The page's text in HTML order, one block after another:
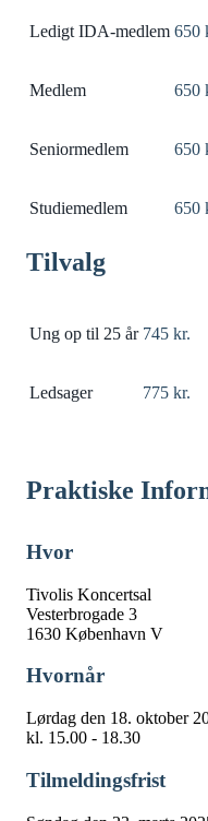
Ledigt IDA-medlem 650
Medlem 650
Seniormedlem 650
Studiemedlem 650
Tilvalg
Ung op til 25 år 745 kr.
Ledsager 775 kr.
Praktiske
Hvor
Tivolis Koncertsal
Vesterbrogade 3
1630 København V
Hvornår
Lørdag den 18. oktober
kl. 15.00 - 18.30
Tilmeldingsfrist